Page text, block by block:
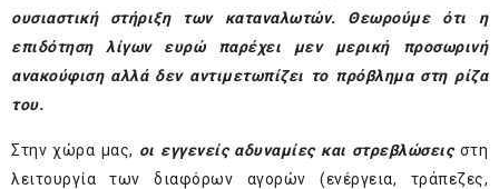
ουσιαστική στήριξη των καταναλωτών. Θεωρούμε ότι η
επιδότηση λίγων ευρώ παρέχει μεν μερική προσωρινή
ανακούφιση αλλά δεν αντιμετωπίζει το πρόβλημα στη ρίζα
του.
Στην χώρα μας, οι εγγενείς αδυναμίες και στρεβλώσειςστη
λειτουργία των διαφόρων αγορών (ενέργεια, τράπεζες,